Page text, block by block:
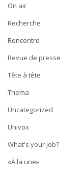
On air
Recherche
Rencontre
Revue de presse
Tête à tête
Thema
Uncategorized
Univox
What's your job?
«À la une»